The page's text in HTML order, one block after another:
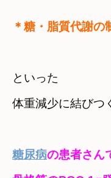
＊糖・脂質代謝の
といった
体重減少に結びつ
糖尿病の患者さん